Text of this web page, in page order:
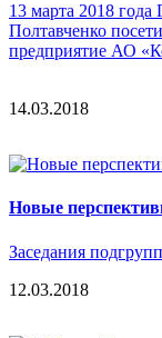
13 марта 2018 года
Полтавченко
предприятие АО
14.03.2018
Новые
Заседания
12.03.2018